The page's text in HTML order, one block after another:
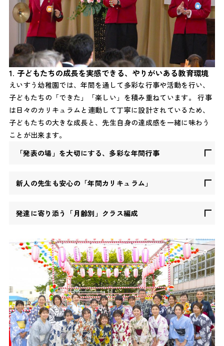
1. 子どもたちの成長を実感できる、やりがいある教育環境
えいすう幼稚園では、年間を通して多彩な行事や活動を行い、
子どもたちの「できた」「楽しい」を積み重ねています。 行事
は日々のカリキュラムと連動して丁寧に設計されているため、
子どもたちの大きな成長と、先生自身の達成感を一緒に味わう
ことが出来ます。
「発表の場」を大切にする、多彩な年間行事
新人の先生も安心の「年間カリキュラム」
発達に寄り添う「月齢別」クラス編成